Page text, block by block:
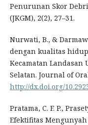
Penurunan Skor
(JKGM), 2(2), 27–31.
Nurwati, B., &
dengan kualitas
Kecamatan
Selatan. Journal of
http://dx.doi.org/
Pratama, C. F. P.,
Efektifitas